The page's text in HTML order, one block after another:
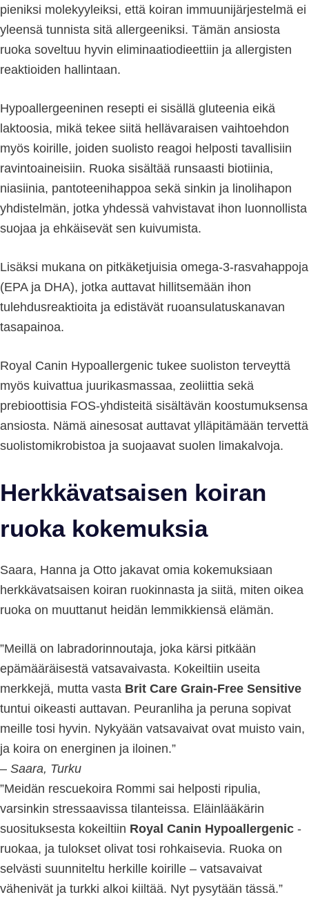
pieniksi molekyyleiksi, että koiran immuunijärjestelmä ei
yleensä tunnista sitä allergeeniksi. Tämän ansiosta
ruoka soveltuu hyvin eliminaatiodieettiin ja allergisten
reaktioiden hallintaan.
Hypoallergeeninen resepti ei sisällä gluteenia eikä
laktoosia, mikä tekee siitä hellävaraisen vaihtoehdon
myös koirille, joiden suolisto reagoi helposti tavallisiin
ravintoaineisiin. Ruoka sisältää runsaasti biotiinia,
niasiinia, pantoteenihappoa sekä sinkin ja linolihapon
yhdistelmän, jotka yhdessä vahvistavat ihon luonnollista
suojaa ja ehkäisevät sen kuivumista.
Lisäksi mukana on pitkäketjuisia omega-3-rasvahappoja
(EPA ja DHA), jotka auttavat hillitsemään ihon
tulehdusreaktioita ja edistävät ruoansulatuskanavan
tasapainoa.
Royal Canin Hypoallergenic tukee suoliston terveyttä
myös kuivattua juurikasmassaa, zeoliittia sekä
prebioottisia FOS-yhdisteitä sisältävän koostumuksensa
ansiosta. Nämä ainesosat auttavat ylläpitämään tervettä
suolistomikrobistoa ja suojaavat suolen limakalvoja.
Herkkävatsaisen koiran
ruoka kokemuksia
Saara, Hanna ja Otto jakavat omia kokemuksiaan
herkkävatsaisen koiran ruokinnasta ja siitä, miten oikea
ruoka on muuttanut heidän lemmikkiensä elämän.
”Meillä on labradorinnoutaja, joka kärsi pitkään
epämääräisestä vatsavaivasta. Kokeiltiin useita
merkkejä, mutta vasta Brit Care Grain-Free Sensitive
tuntui oikeasti auttavan. Peuranliha ja peruna sopivat
meille tosi hyvin. Nykyään vatsavaivat ovat muisto vain,
ja koira on energinen ja iloinen.”
– Saara, Turku
”Meidän rescuekoira Rommi sai helposti ripulia,
varsinkin stressaavissa tilanteissa. Eläinlääkärin
suosituksesta kokeiltiin Royal Canin Hypoallergenic -
ruokaa, ja tulokset olivat tosi rohkaisevia. Ruoka on
selvästi suunniteltu herkille koirille – vatsavaivat
vähenivät ja turkki alkoi kiiltää. Nyt pysytään tässä.”